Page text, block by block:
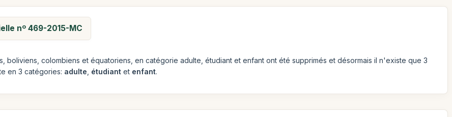
nº 469-2015-MC
boliviens, colombiens et équatoriens, en catégorie adulte, étudiant et enfant ont été supprimés et désormais il n'existe que 3
en 3 catégories: adulte étudiant et enfant.